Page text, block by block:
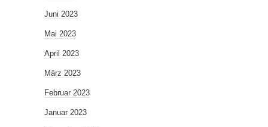
Juni 2023
Mai 2023
April 2023
März 2023
Februar 2023
Januar 2023